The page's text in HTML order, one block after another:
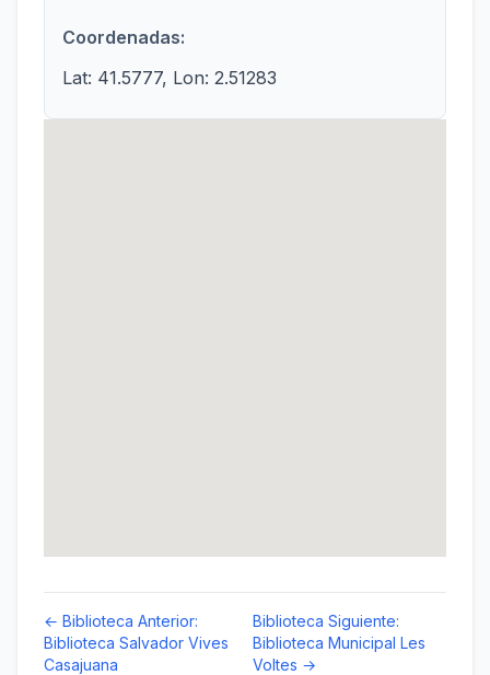
Coordenadas:
Lat: 41.5777, Lon: 2.51283
← Biblioteca Anterior:
Biblioteca Salvador Vives
Casajuana
Biblioteca Siguiente:
Biblioteca Municipal Les
Voltes →